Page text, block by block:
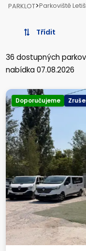
PARKLOT>Parkoviště
Třídit
36 dostupných
nabídka 07.08.2026
Doporučujeme